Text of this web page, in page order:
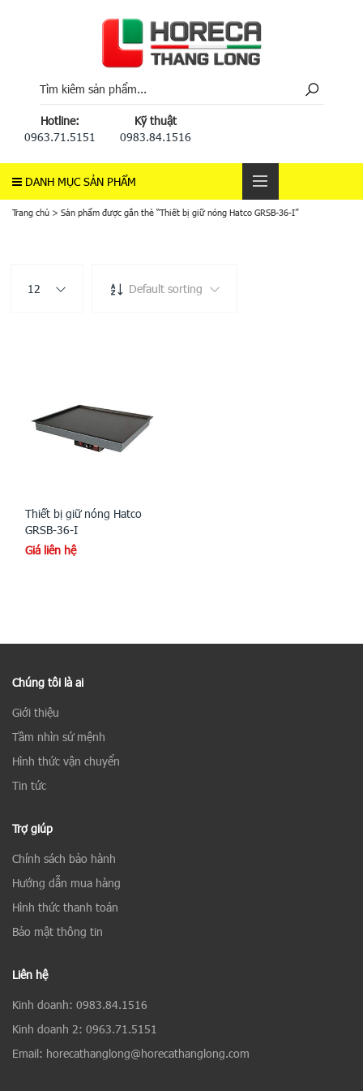
Hotline:
0963.71.5151
Kỹ thuật
0983.84.1516
DANH MỤC SẢN PHẨM
Trang chủ > Sản phẩm được gắn thẻ “Thiết bị giữ nóng Hatco GRSB-36-I”
12 Default sorting
Thiết bị giữ nóng Hatco
GRSB-36-I
Giá liên hệ
Chúng tôi là ai
Giới thiệu
Tầm nhìn sứ mệnh
Hình thức vận chuyển
Tin tức
Trợ giúp
Chính sách bảo hành
Hướng dẫn mua hàng
Hình thức thanh toán
Bảo mật thông tin
Liên hệ
Kinh doanh: 0983.84.1516
Kinh doanh 2: 0963.71.5151
Email: horecathanglong@horecathanglong.com